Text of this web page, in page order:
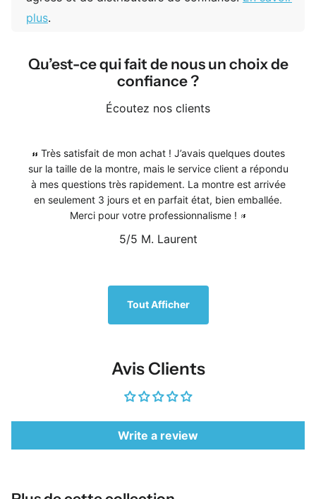
plus.
Qu’est-ce qui fait de nous un choix de
confiance ?
Écoutez nos clients
Très satisfait de mon achat ! J’avais quelques doutes
sur la taille de la montre, mais le service client a répondu
à mes questions très rapidement. La montre est arrivée
en seulement 3 jours et en parfait état, bien emballée.
Merci pour votre professionnalisme !
5/5 M. Laurent
Tout Afficher
Avis Clients
Write a review